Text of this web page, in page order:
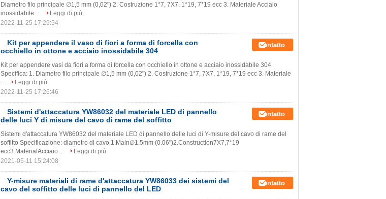
Diametro filo principale ∅1,5 mm (0,02") 2. Costruzione 1*7, 7X7, 1*19, 7*19 ecc 3. Materiale Acciaio
inossidabile ...
Leggi di più
2022-11-25 17:29:54
Kit per appendere il vaso di fiori a forma di forcella con
occhiello in ottone e acciaio inossidabile 304
Contatto
Kit per appendere vasi da fiori a forma di forcella con occhiello in ottone e acciaio inossidabile 304
Specifica: 1. Diametro filo principale ∅1,5 mm (0,02") 2. Costruzione 1*7, 7X7, 1*19, 7*19 ecc 3. Materiale
...
Leggi di più
2022-11-25 17:26:46
Sistemi d'attaccatura YW86032 del materiale LED di pannello
delle luci Y di misure del cavo di rame del soffitto
Contatto
Sistemi d'attaccatura YW86032 del materiale LED di pannello delle luci di Y-misure del cavo di rame del
soffitto Specificazione: diametro di cavo 1.Main∅1.5mm (0.06")2.Construction7X7,7*19
ecc3.MaterialAcciaio ...
Leggi di più
2021-05-11 15:24:08
Y-misure materiali di rame d'attaccatura YW86033 dei sistemi del
cavo del soffitto delle luci di pannello del LED
Contatto